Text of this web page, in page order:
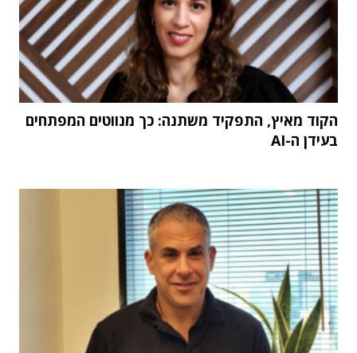
הקוד מאיץ, התפקיד משתנה: כך מנווטים המפתחים
בעידן ה-AI